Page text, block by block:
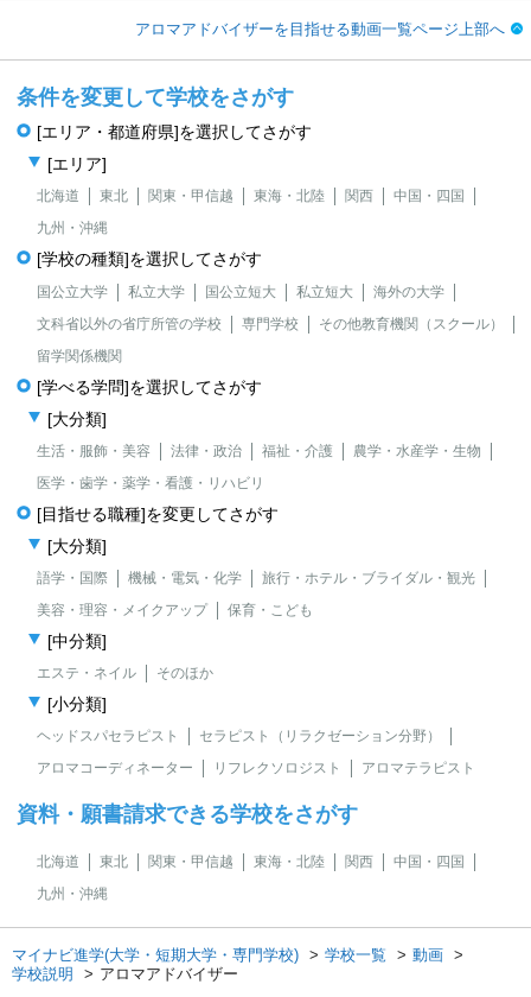
アロマアドバイザーを目指せる動画一覧ページ上部へ
条件を変更して学校をさがす
[エリア・都道府県]を選択してさがす
[エリア]
北海道 東北 関東・甲信越 東海・北陸 関西
中国・四国
九州・沖縄
[学校の種類]を選択してさがす
国公立大学 私立大学 国公立短大 私立短大
海外の大学
文科省以外の省庁所管の学校
専門学校
その他教育機関（スクール）
留学関係機関
[学べる学問]を選択してさがす
[大分類]
生活・服飾・美容 法律・政治 福祉・介護
農学・水産学・生物
医学・歯学・薬学・看護・リハビリ
[目指せる職種]を変更してさがす
[大分類]
語学・国際 機械・電気・化学
旅行・ホテル・ブライダル・観光
美容・理容・メイクアップ
保育・こども
[中分類]
エステ・ネイル そのほか
[小分類]
ヘッドスパセラピスト
セラピスト（リラクゼーション分野）
アロマコーディネーター
リフレクソロジスト アロマテラピスト
資料・願書請求できる学校をさがす
北海道 東北 関東・甲信越 東海・北陸 関西
中国・四国
九州・沖縄
マイナビ進学(大学・短期大学・専門学校) 学校一覧
動画
学校説明
アロマアドバイザー